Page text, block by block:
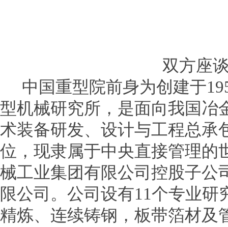
双方座
中国重型院前身为创建于
型机械研究所，是面向我国冶
术装备研发、设计与工程总承
位，现隶属于中央直接管理
械工业集团有限公司控股子公
限公司。公司设有11个专业
精炼、连续铸钢，板带箔材及